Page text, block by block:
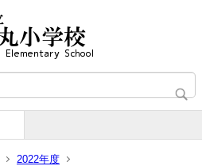
2022年度